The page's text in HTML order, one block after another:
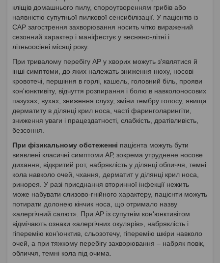
кліщів домашнього пилу, спороутворенням грибів або
наявністю супутньої пилкової сенсибілізації. У пацієнтів із
САР загострення захворювання носить чітко виражений
сезонний характер і маніфестує у весняно-літні і
літньоосінні місяці року.
При тривалому перебігу АР у хворих можуть з'являтися й
інші симптоми, до яких належать зниження нюху, носові
кровотечі, першіння в горлі, кашель, головний біль, прояви
кон'юнктивіту, відчуття розпирання і болю в навколоносових
пазухах, вухах, зниження слуху, зміни тембру голосу, явища
дерматиту в ділянці крил носа, часті фаринголарингіти,
зниження уваги і працездатності, слабкість, дратівливість,
безсоння.
При фізикальному обстеженні пацієнта можуть бути
виявлені класичні симптоми АР, зокрема утруднене носове
дихання, відкритий рот, набряклість у ділянці обличчя, темні
кола навколо очей, чхання, дерматит у ділянці крил носа,
ринорея. У разі приєднання вторинної інфекції нежить
може набувати слизово-гнійного характеру, пацієнти можуть
потирати долонею кінчик носа, що отримало назву
«алергічний салют». При АР із супутнім кон'юнктивітом
відмічають ознаки «алергічних окулярів», набряклість і
гіперемію кон'юнктив, сльозотечу, гіперемію шкіри навколо
очей, а при тяжкому перебігу захворювання – набряк повік,
обличчя, темні кола під очима.